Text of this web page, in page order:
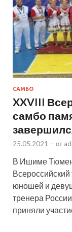
САМБО
XXVIII
самбо
25.05.2021 - от
В Ишиме
юношей и
тренера
приняли